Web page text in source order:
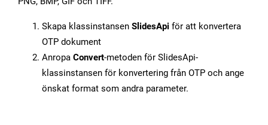
Skapa klassinstansen SlidesApi för att konvertera
OTP dokument
Anropa Convert-metoden för SlidesApi-
klassinstansen för konvertering från OTP och ange
önskat format som andra parameter.